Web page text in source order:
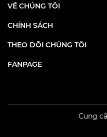
VỀ CHÚNG TÔI
CHÍNH SÁCH
THEO DÕI CHÚNG TÔI
FANPAGE
Cung